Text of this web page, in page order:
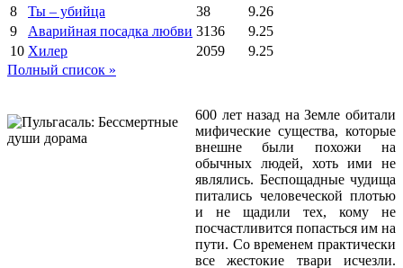
8
Ты – убийца 38
9.26
9
Аварийная посадка любви 3136
9.25
10 Хилер 2059
9.25
Полный список »
600 лет назад на Земле обитали
мифические существа, которые
внешне были похожи на
обычных людей, хоть ими не
являлись. Беспощадные чудища
питались человеческой плотью
и не щадили тех, кому не
посчастливится попасться им на
пути. Со временем практически
все жестокие твари исчезли.